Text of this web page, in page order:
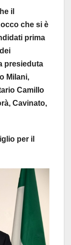
il
che si è
prima
presieduta
Milani,
Camillo
Cavinato,
per il